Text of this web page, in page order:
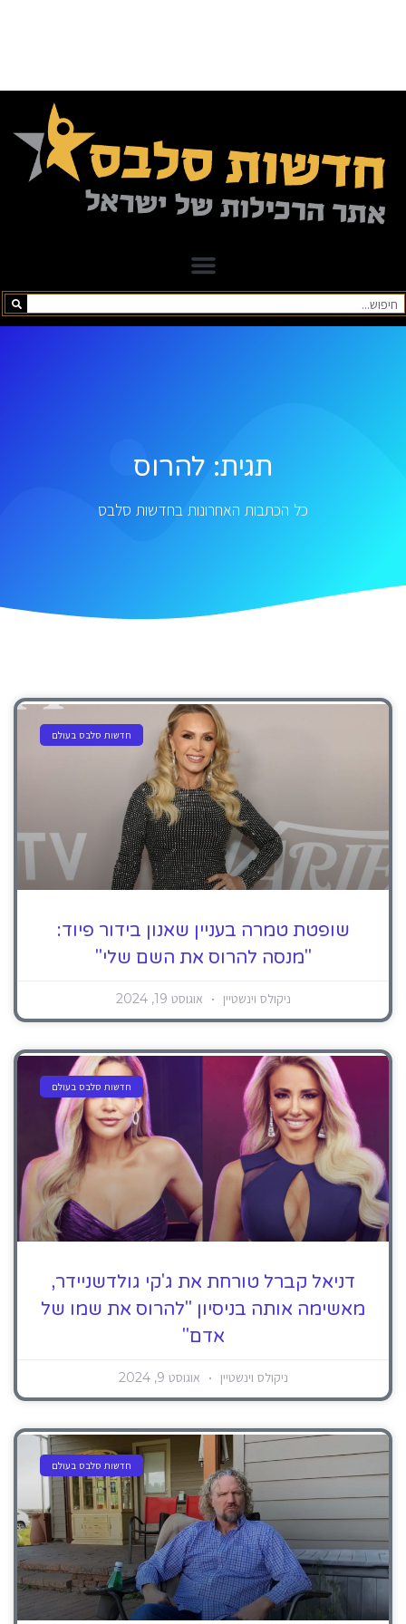
תגית: להרוס
כל הכתבות האחרונות בחדשות סלבס
חדשות סלבס בעולם
שופטת טמרה בעניין שאנון בידור פיוד:
"מנסה להרוס את השם שלי"
ניקולס וינשטיין אוגוסט 19, 2024
חדשות סלבס בעולם
דניאל קברל טורחת את ג'קי גולדשניידר,
מאשימה אותה בניסיון "להרוס את שמו של
אדם"
ניקולס וינשטיין אוגוסט 9, 2024
חדשות סלבס בעולם